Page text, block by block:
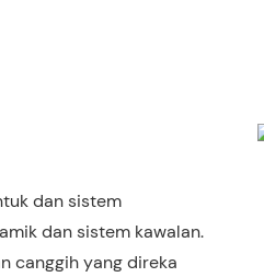
dan sistem
dan sistem kawalan.
canggih yang direka